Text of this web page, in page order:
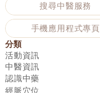
搜尋中醫服務
手機應用程式專頁
分類
活動資訊
中醫資訊
認識中藥
經脈穴位